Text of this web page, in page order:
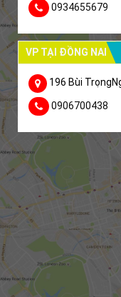
0934655679
VP TẠI ĐỒNG NAI
196 Bùi
0906700438